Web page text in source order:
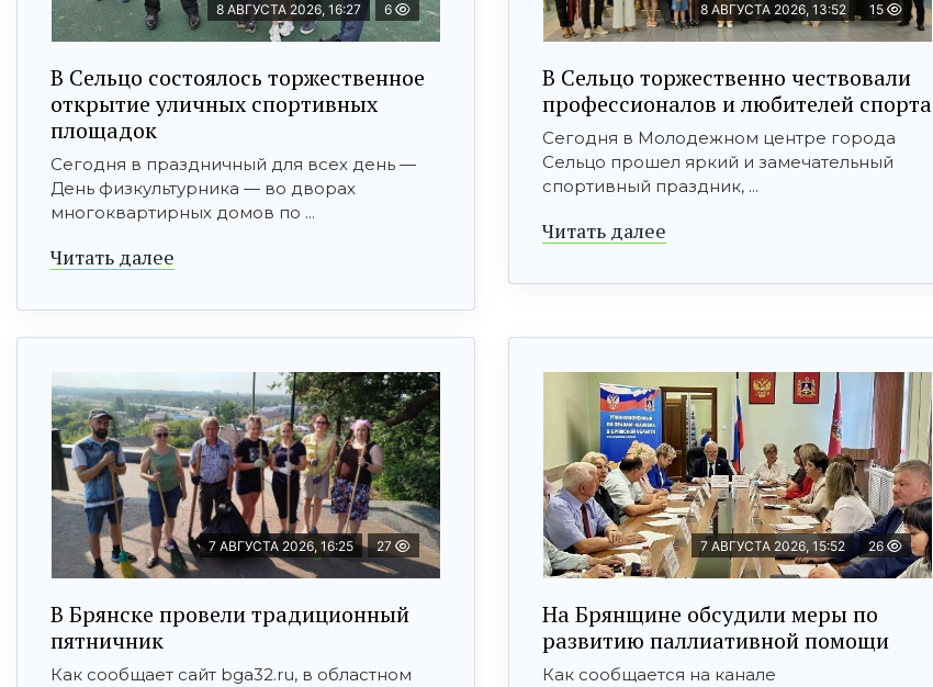
8 АВГУСТА 2026, 16:27 6
В Сельцо состоялось торжественное
открытие уличных спортивных
площадок
Сегодня в праздничный для всех день —
День физкультурника — во дворах
многоквартирных домов по ...
Читать далее
8 АВГУСТА 2026, 13:52 15
В Сельцо торжественно чествовали
профессионалов и любителей спорта
Сегодня в Молодежном центре города
Сельцо прошел яркий и замечательный
спортивный праздник, ...
Читать далее
7 АВГУСТА 2026, 16:25 27
В Брянске провели традиционный
пятничник
Как сообщает сайт bga32.ru, в областном
7 АВГУСТА 2026, 15:52 26
На Брянщине обсудили меры по
развитию паллиативной помощи
Как сообщается на канале